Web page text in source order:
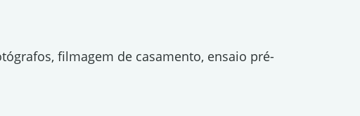
filmagem de casamento, ensaio pré-